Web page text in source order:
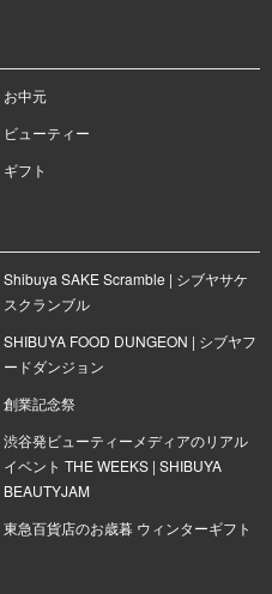
お中元
ビューティー
ギフト
Shibuya SAKE Scramble | シブヤサケ
スクランブル
SHIBUYA FOOD DUNGEON | シブヤフ
ードダンジョン
創業記念祭
渋谷発ビューティーメディアのリアル
イベント THE WEEKS | SHIBUYA
BEAUTYJAM
東急百貨店のお歳暮 ウィンターギフト